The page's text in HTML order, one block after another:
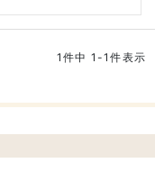
1件中 1 -1件表示